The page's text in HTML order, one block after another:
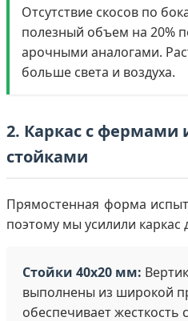
Отсутствие скосов по
полезный объем на 20%
арочными аналогами.
больше света и воздуха.
2. Каркас с фермами
стойками
Прямостенная форма
поэтому мы усилили каркас
Стойки 40х20 мм:
выполнены из широкой
обеспечивает жесткость